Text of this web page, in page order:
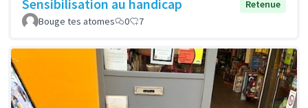
Sensibilisation au handicap
Retenue
Bouge tes atomes
0 7